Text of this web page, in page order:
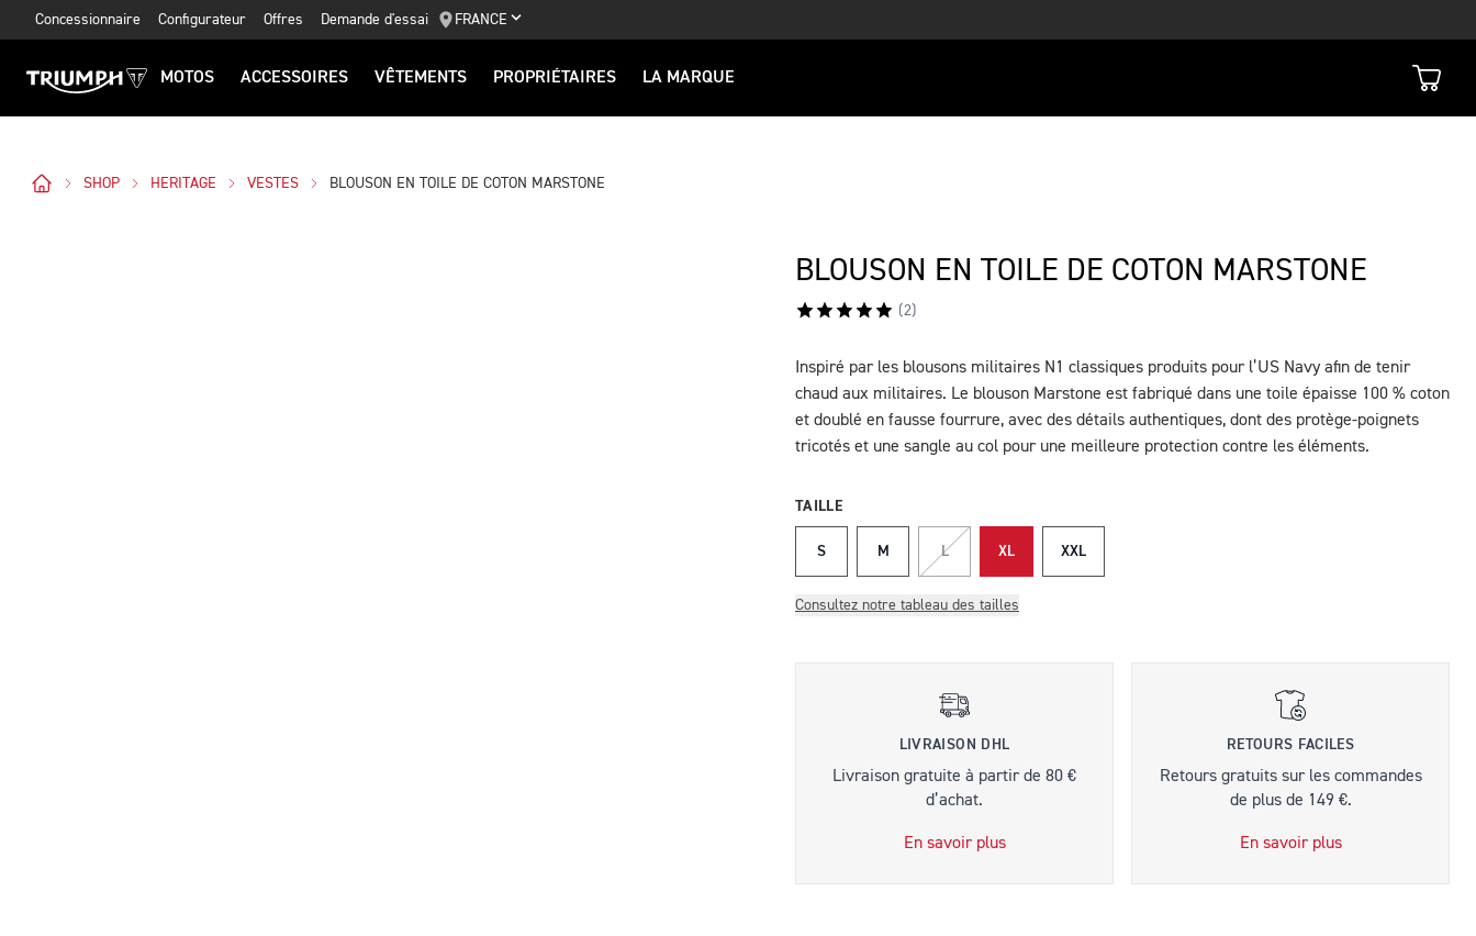
Concessionnaire Configurateur Offres Demande d'essai FRANCE
MOTOS ACCESSOIRES VÊTEMENTS PROPRIÉTAIRES LA MARQUE
SHOP HERITAGE VESTES BLOUSON EN TOILE DE COTON MARSTONE
BLOUSON EN TOILE DE COTON MARSTONE
(2)
DESCRIPTION
Inspiré par les blousons militaires N1 classiques produits pour l’US Navy afin de tenir
chaud aux militaires. Le blouson Marstone est fabriqué dans une toile épaisse 100 % coton
et doublé en fausse fourrure, avec des détails authentiques, dont des protège-poignets
tricotés et une sangle au col pour une meilleure protection contre les éléments.
TAILLE
S M L XL XXL
Consultez notre tableau des tailles
LIVRAISON DHL
Livraison gratuite à partir de 80 €
d’achat.
En savoir plus
RETOURS FACILES
Retours gratuits sur les commandes
de plus de 149 €.
En savoir plus